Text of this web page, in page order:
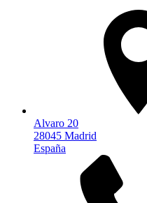
Alvaro 20
28045 Madrid
España